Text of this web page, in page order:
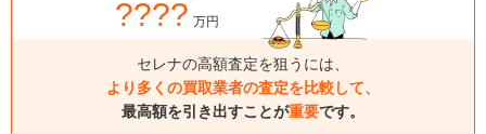
???? 万円
セレナの高額査定を狙うには、
より多くの買取業者の査定を比較して、
最高額を引き出すことが重要です。